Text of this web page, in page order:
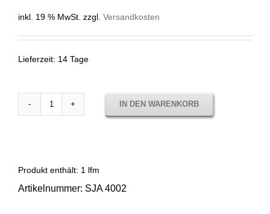
inkl. 19 % MwSt. zzgl. Versandkosten
Lieferzeit: 14 Tage
Sunbrella
SJA
IN DEN WARENKORB
Produkt enthält: 1 lfm
Artikelnummer: SJA 4002